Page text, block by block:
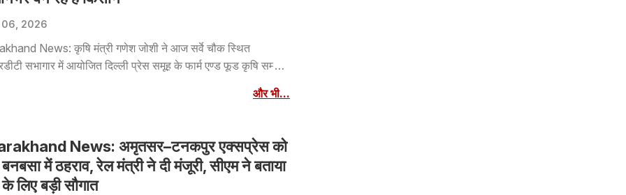
06, 2026
News: कृषि मंत्री गणेश जोशी ने आज सर्वे चौक स्थित
सभागार में आयोजित दिल्ली प्रेस समूह के फार्म एण्ड फूड कृषि सम्मान
कृषि एवं उद्यानिकी के क्षेत्र में नवाचार और उत्कृष्ट कार्य करने वालेऔर भी...
News: अमृतसर–टनकपुर एक्सप्रेस को
बनबसा में ठहराव, रेल मंत्री ने दी मंजूरी, सीएम ने बताया
के लिए बड़ी सौगात